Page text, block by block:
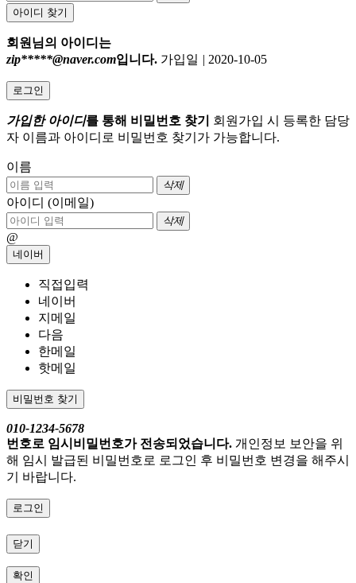
아이디 찾기
회원님의 아이디는
zip*****@naver.com입니다. 가입일 | 2020-10-05
로그인
가입한 아이디를 통해 비밀번호 찾기
회원가입 시 등록한 담당
자 이름과 아이디로 비밀번호 찾기가 가능합니다.
이름
삭제
아이디 (이메일)
삭제
@
네이버
직접입력
네이버
지메일
다음
한메일
핫메일
비밀번호 찾기
010-1234-5678
번호로 임시비밀번호가 전송되었습니다. 개인정보 보안을 위
해 임시 발급된 비밀번호로 로그인 후 비밀번호 변경을 해주시
기 바랍니다.
로그인
닫기
확인